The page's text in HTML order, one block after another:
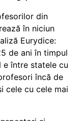
din
în niciun
Eurydice:
de ani în timpul
e între statele cu
încă de
cele cu cele mai